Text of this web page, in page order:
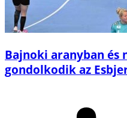
Bajnoki aranyban és
gondolkodik az